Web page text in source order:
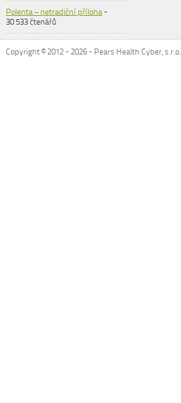
Polenta – netradiční příloha-
30 533 čtenářů
Copyright © 2012 -2026 - Pears Health Cyber, s.r.o.